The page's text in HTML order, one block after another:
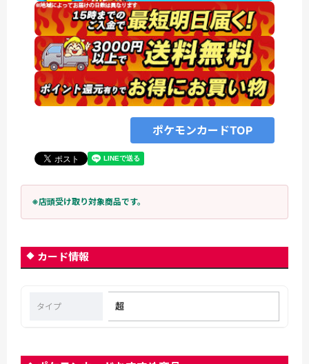
ポケモンカードTOP
※店頭受け取り対象商品です。
カード情報
タイプ 超